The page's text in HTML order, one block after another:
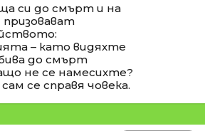
си до смърт и на
призовават
– като видяхте
до смърт
не се намесихте?
се справя човека.